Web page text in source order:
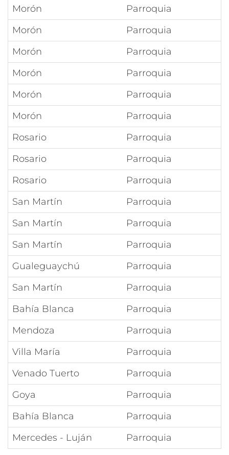
Morón
Parroquia
Morón
Parroquia
Morón
Parroquia
Morón
Parroquia
Morón
Parroquia
Morón
Parroquia
Rosario
Parroquia
Rosario
Parroquia
Rosario
Parroquia
San Martín
Parroquia
San Martín
Parroquia
San Martín
Parroquia
Gualeguaychú
Parroquia
San Martín
Parroquia
Bahía Blanca
Parroquia
Mendoza
Parroquia
Villa María
Parroquia
Venado Tuerto
Parroquia
Goya
Parroquia
Bahía Blanca
Parroquia
Mercedes - Luján
Parroquia